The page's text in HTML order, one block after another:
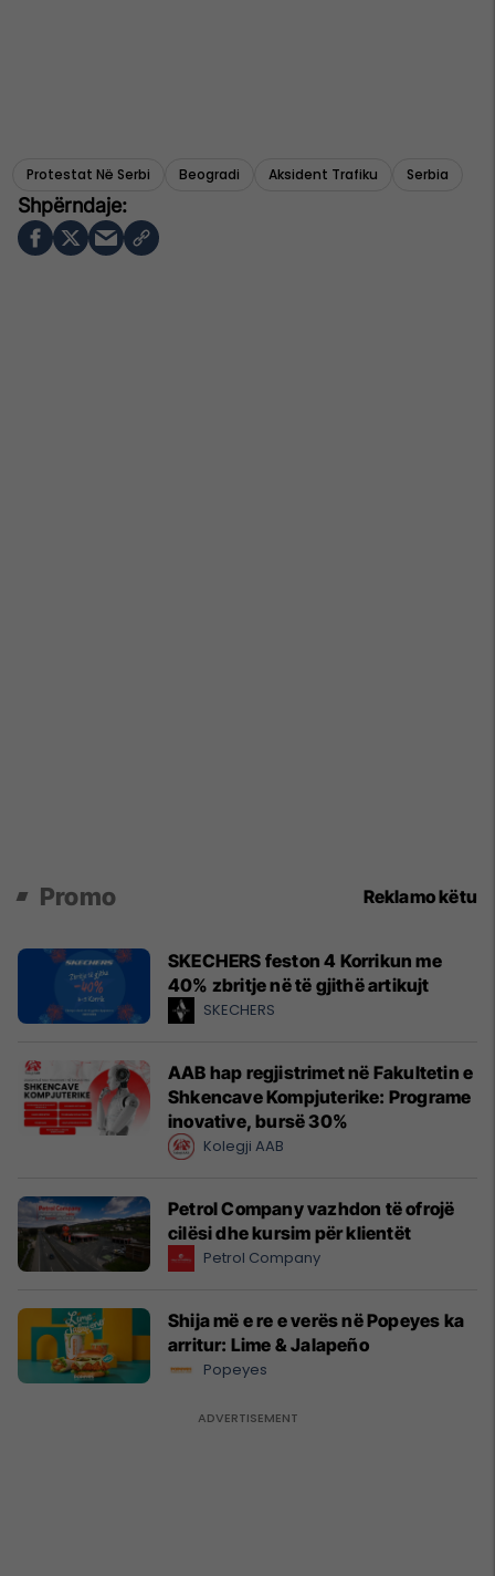
Protestat Në Serbi Beogradi Aksident Trafiku Serbia
Promo Reklamo këtu
SKECHERS feston 4 Korrikun me
40% zbritje në të gjithë artikujt
SKECHERS
AAB hap regjistrimet në Fakultetin e
Shkencave Kompjuterike: Programe
inovative, bursë 30%
Kolegji AAB
Petrol Company vazhdon të ofrojë
cilësi dhe kursim për klientët
Petrol Company
Shija më e re e verës në Popeyes ka
arritur: Lime & Jalapeño
Popeyes